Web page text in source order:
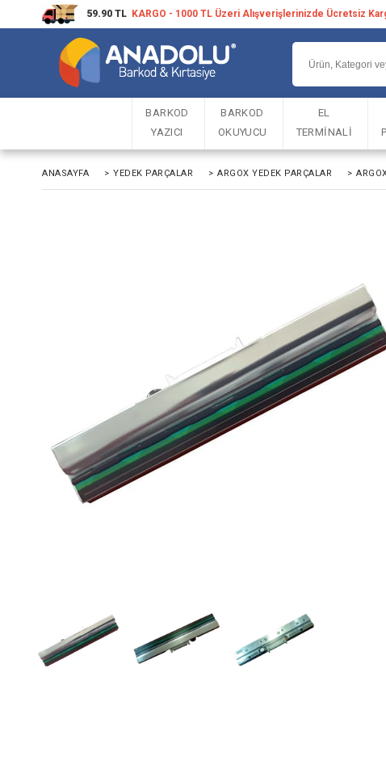
59.90 TL KARGO - 1000 TL Üzeri Alışverişlerinizde Ücretsiz
BARKOD
YAZICI
BARKOD
OKUYUCU
EL
TERMİNALİ
ANASAYFA > YEDEK PARÇALAR > ARGOX YEDEK PARÇALAR >